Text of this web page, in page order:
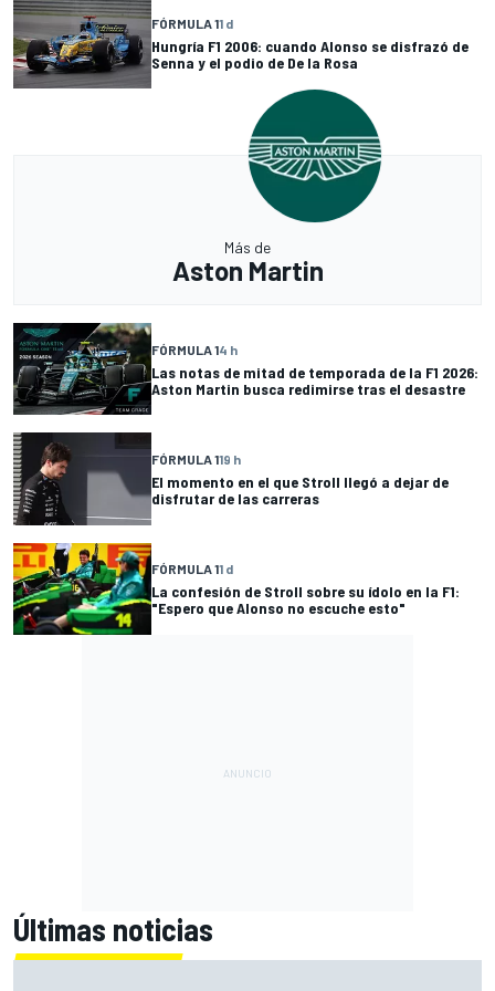
FÓRMULA 11 d
Hungría F1 2006: cuando Alonso se disfrazó de
Senna y el podio de De la Rosa
Más de
Aston Martin
FÓRMULA 14 h
Las notas de mitad de temporada de la F1 2026:
Aston Martin busca redimirse tras el desastre
FÓRMULA 119 h
El momento en el que Stroll llegó a dejar de
disfrutar de las carreras
FÓRMULA 11 d
La confesión de Stroll sobre su ídolo en la F1:
"Espero que Alonso no escuche esto"
Últimas noticias